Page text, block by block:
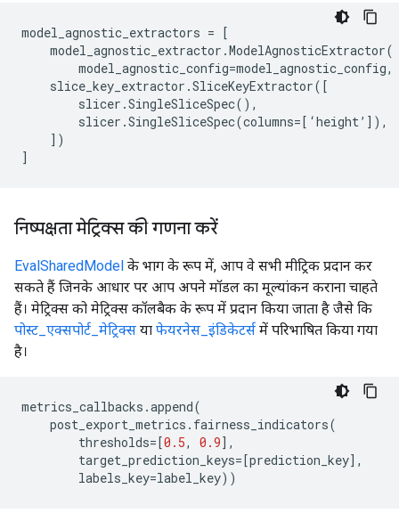
model_agnostic_extractors = [
model_agnostic_extractor .ModelAgnosticExtractor(
model_agnostic_config=model_agnostic_config,
slice_key_extractor .SliceKeyExtractor([
slicer .SingleSliceSpec(),
slicer .SingleSliceSpec(columns=[ ‘height’ ]),
])
]
निष्पक्षता मेट्रिक्स की गणना करें
EvalSharedModel के भाग के रूप में, आप वे सभी मीट्रिक प्रदान कर
सकते हैं जिनके आधार पर आप अपने मॉडल का मूल्यांकन कराना चाहते
हैं। मेट्रिक्स को मेट्रिक्स कॉलबैक के रूप में प्रदान किया जाता है जैसे कि
पोस्ट_एक्सपोर्ट_मेट्रिक्स या फेयरनेस_इंडिकेटर्स में परिभाषित किया गया
है।
metrics_callbacks .append(
post_export_metrics . fairness_indicators(
thresholds=[0.5, 0.9],
target_prediction_keys=[prediction_key],
labels_key=label_key))